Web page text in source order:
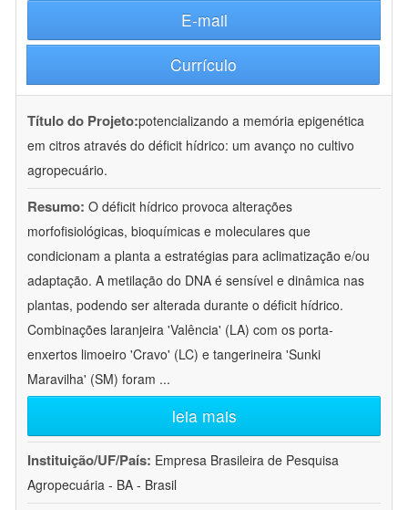
E-mail
Currículo
Título do Projeto:potencializando a memória epigenética
em citros através do déficit hídrico: um avanço no cultivo
agropecuário.
Resumo: O déficit hídrico provoca alterações
morfofisiológicas, bioquímicas e moleculares que
condicionam a planta a estratégias para aclimatização e/ou
adaptação. A metilação do DNA é sensível e dinâmica nas
plantas, podendo ser alterada durante o déficit hídrico.
Combinações laranjeira 'Valência' (LA) com os porta-
enxertos limoeiro 'Cravo' (LC) e tangerineira 'Sunki
Maravilha' (SM) foram ...
leia mais
Instituição/UF/País: Empresa Brasileira de Pesquisa
Agropecuária - BA - Brasil